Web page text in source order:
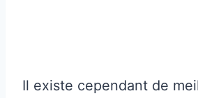
Il existe cependant de